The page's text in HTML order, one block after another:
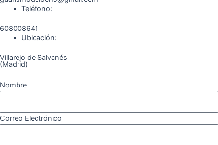
o
k
Teléfono:
608008641
Ubicación:
Villarejo de Salvanés
(Madrid)
Nombre
Correo Electrónico